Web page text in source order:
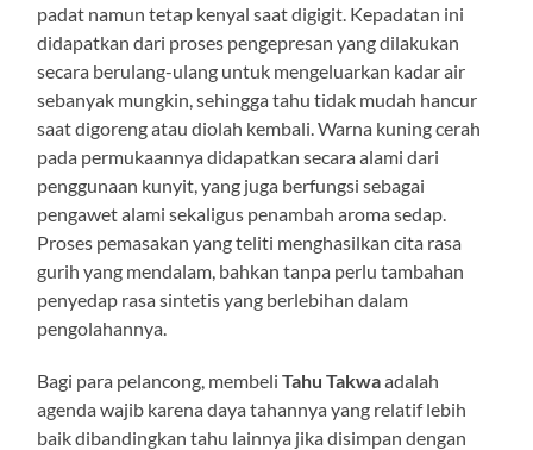
padat namun tetap kenyal saat digigit. Kepadatan ini
didapatkan dari proses pengepresan yang dilakukan
secara berulang-ulang untuk mengeluarkan kadar air
sebanyak mungkin, sehingga tahu tidak mudah hancur
saat digoreng atau diolah kembali. Warna kuning cerah
pada permukaannya didapatkan secara alami dari
penggunaan kunyit, yang juga berfungsi sebagai
pengawet alami sekaligus penambah aroma sedap.
Proses pemasakan yang teliti menghasilkan cita rasa
gurih yang mendalam, bahkan tanpa perlu tambahan
penyedap rasa sintetis yang berlebihan dalam
pengolahannya.
Bagi para pelancong, membeliTahu Takwaadalah
agenda wajib karena daya tahannya yang relatif lebih
baik dibandingkan tahu lainnya jika disimpan dengan